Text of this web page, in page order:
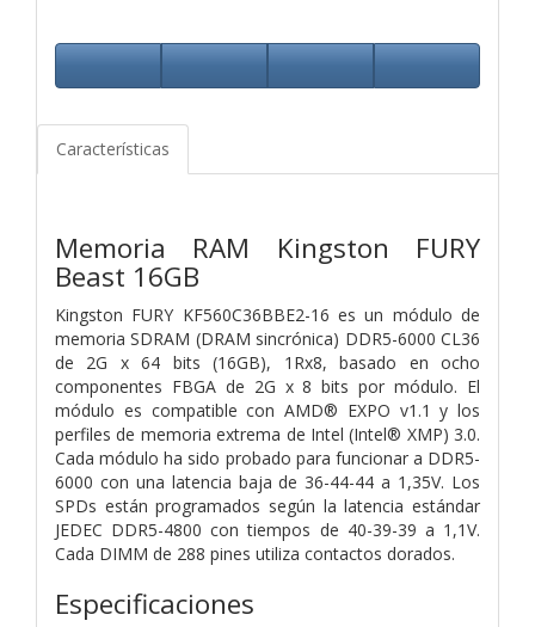
Características
Memoria RAM Kingston FURY
Beast 16GB
Kingston FURY KF560C36BBE2-16 es un módulo de
memoria SDRAM (DRAM sincrónica) DDR5-6000 CL36
de 2G x 64 bits (16GB), 1Rx8, basado en ocho
componentes FBGA de 2G x 8 bits por módulo. El
módulo es compatible con AMD® EXPO v1.1 y los
perfiles de memoria extrema de Intel (Intel® XMP) 3.0.
Cada módulo ha sido probado para funcionar a DDR5-
6000 con una latencia baja de 36-44-44 a 1,35V. Los
SPDs están programados según la latencia estándar
JEDEC DDR5-4800 con tiempos de 40-39-39 a 1,1V.
Cada DIMM de 288 pines utiliza contactos dorados.
Especificaciones